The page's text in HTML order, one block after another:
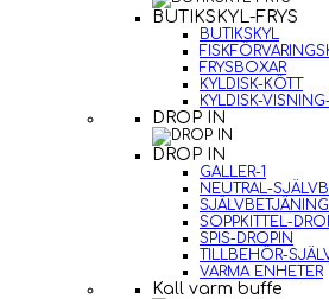
BUTIKSKYL-FRYS
BUTIKSKYL
FRYSBOXAR
KYLDISK-KÖTT
KYLDISK-
DROP IN
DROP IN
GALLER-1
NEUTRAL-
SOPPKITTEL-
SPIS-DROPIN
TILLBEHÖR-
VARMA ENHETER
Kall varm buffe